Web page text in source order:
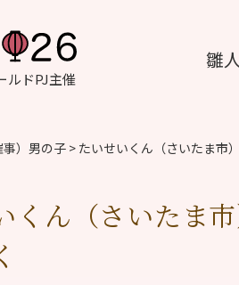
ルドPJ主催
雛
）男の子 > たいせいくん（さいたま市
くん（さいたま